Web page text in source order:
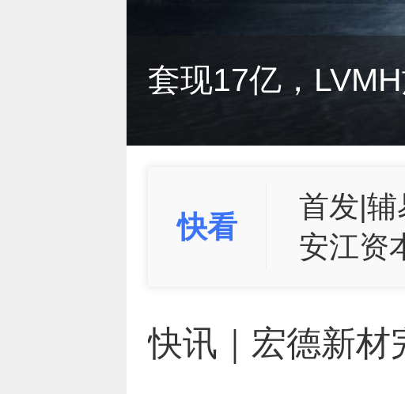
滴滴悄悄成立一
套现17亿，
曾估值18亿，刘
京东，刚刚收编
筑梦之星准备赴
滴滴悄悄成立一
套现17亿，
快看
资，
圆桌
首发|
安江资
商业载
元天使
快讯｜宏德新材